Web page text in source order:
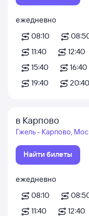
ежедневно
08:10
11:40
12:40
15:40
16:40
19:40
20:40
в Карпово
Гжель - Карпово,
Найти билеты
ежедневно
08:10
11:40
12:40